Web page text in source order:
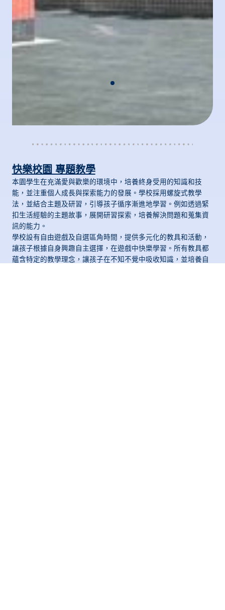
快樂校園 專題教學
本園學生在充滿愛與歡樂的環境中，培養終身受用的知識和技
能，並注重個人成長與探索能力的發展。學校採用螺旋式教學
法，並結合主題及研習，引導孩子循序漸進地學習。例如透過緊
扣生活經驗的主題故事，展開研習探索，培養解決問題和蒐集資
訊的能力。
學校設有自由遊戲及自選區角時間，提供多元化的教具和活動，
讓孩子根據自身興趣自主選擇，在遊戲中快樂學習。所有教具都
蘊含特定的教學理念，讓孩子在不知不覺中吸收知識，並培養自